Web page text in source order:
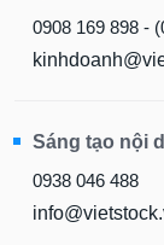
0908 169 898 -
Sáng tạo nội
0938 046 488